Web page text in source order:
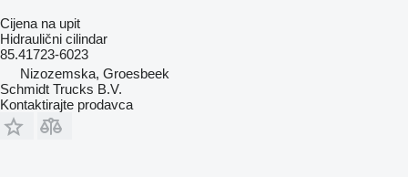
Cijena na upit
Hidraulični cilindar
85.41723-6023
Nizozemska, Groesbeek
Schmidt Trucks B.V.
Kontaktirajte prodavca